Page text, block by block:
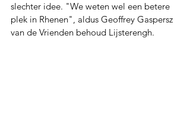
slechter idee. "We weten wel een betere
plek in Rhenen", aldus Geoffrey Gaspersz
van de Vrienden behoud Lijsterengh.